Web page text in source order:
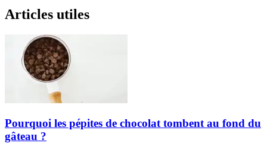
Articles utiles
Pourquoi les pépites de chocolat tombent au fond du
gâteau ?